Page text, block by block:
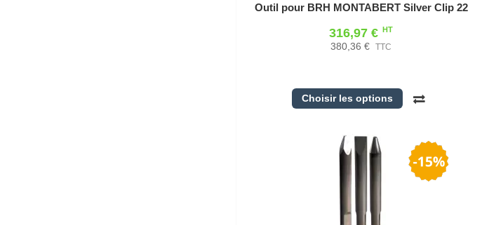
Outil pour BRH MONTABERT Silver Clip 22
316,97 € HT
380,36 € TTC
Choisir les options